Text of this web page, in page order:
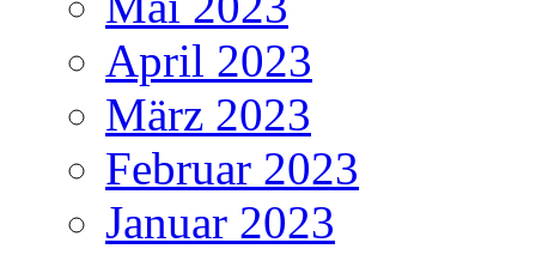
April 2023
März 2023
Februar 2023
Januar 2023